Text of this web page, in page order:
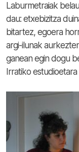
Laburmetraiak
dau: etxebizitza
bitartez, egoera
argi-ilunak
ganean egin dogu
Irratiko